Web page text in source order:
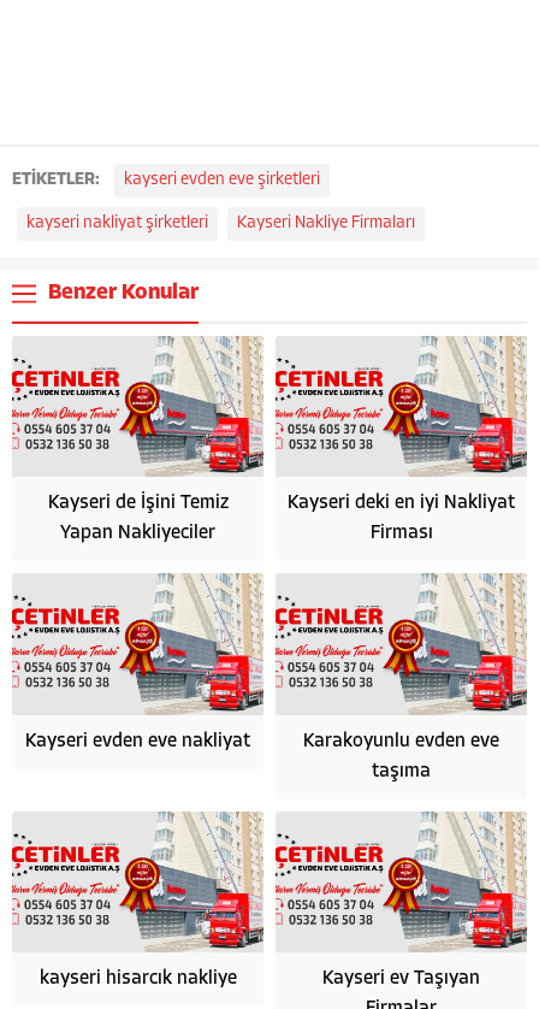
ETİKETLER: kayseri evden eve şirketleri
kayseri nakliyat şirketleri Kayseri Nakliye Firmaları
Benzer Konular
Kayseri de İşini Temiz
Yapan Nakliyeciler
Kayseri deki en iyi Nakliyat
Firması
Kayseri evden eve nakliyat
Karakoyunlu evden eve
taşıma
kayseri hisarcık nakliye
Kayseri ev Taşıyan
HÜSEYİN ÇETİN